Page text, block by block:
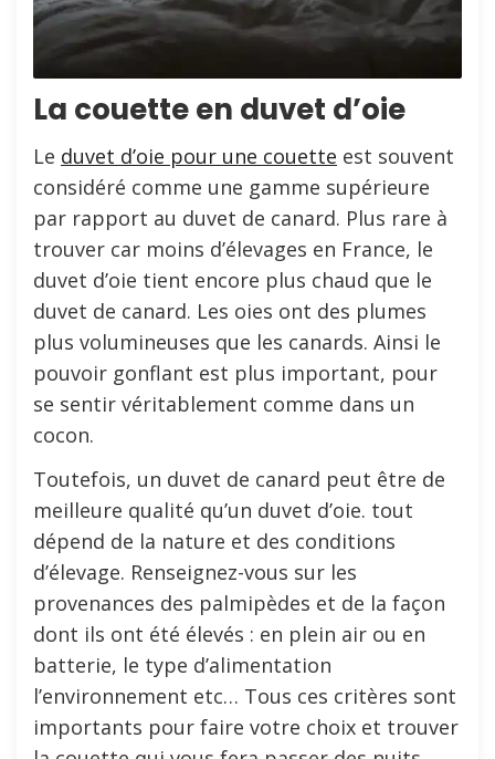
La couette en duvet d’oie
Le duvet d’oie pour une couette est souvent
considéré comme une gamme supérieure
par rapport au duvet de canard. Plus rare à
trouver car moins d’élevages en France, le
duvet d’oie tient encore plus chaud que le
duvet de canard. Les oies ont des plumes
plus volumineuses que les canards. Ainsi le
pouvoir gonflant est plus important, pour
se sentir véritablement comme dans un
cocon.
Toutefois, un duvet de canard peut être de
meilleure qualité qu’un duvet d’oie. tout
dépend de la nature et des conditions
d’élevage. Renseignez-vous sur les
provenances des palmipèdes et de la façon
dont ils ont été élevés : en plein air ou en
batterie, le type d’alimentation
l’environnement etc… Tous ces critères sont
importants pour faire votre choix et trouver